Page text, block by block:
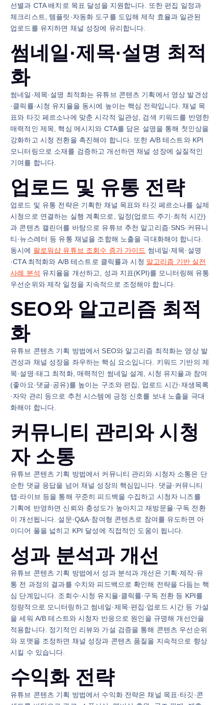
선별과 CTA 배치로 목표 달성을 지원합니다. 또한 편집 일정과
체크리스트, 템플릿·자동화 도구를 도입해 제작 효율과 일관된
업로드를 유지하면 채널 성장에 유리합니다.
썸네일·제목·설명 최적
화
썸네일·제목·설명 최적화는 유튜브 콘텐츠 기획에서 영상 발견성
·클릭률·시청 유지율을 동시에 높이는 핵심 전략입니다. 채널 목
표와 타깃 페르소나에 맞춘 시각적 일관성, 검색 키워드를 반영한
매력적인 제목, 핵심 메시지와 CTA를 담은 설명을 통해 첫인상을
강화하고 시청 전환을 촉진해야 합니다. 또한 A/B 테스트와 KPI
모니터링으로 소재를 검증하고 개선하면 채널 성장에 실질적인
기여를 합니다.
업로드 및 유통 전략
업로드 및 유통 전략은 기획한 채널 목표와 타깃 페르소나를 실제
시청으로 연결하는 실행 계획으로, 일정(업로드 주기·최적 시간)
과 콘텐츠 캘린더를 바탕으로 유튜브 추천 알고리즘·SNS·커뮤니
티·뉴스레터 등 유통 채널을 조합해 노출을 극대화해야 합니다.
동시에 팔로워샵 유튜브 조회수 증가 가이드 썸네일·제목·설명
·CTA 최적화와 A/B 테스트로 클릭률과 시청 알고리즘 기반 실전
사례 분석 유지율을 개선하고, 성과 지표(KPI)를 모니터링해 유통
우선순위와 제작 일정을 지속적으로 조정해야 합니다.
SEO와 알고리즘 최적
화
유튜브 콘텐츠 기획 방법에서 SEO와 알고리즘 최적화는 영상 발
견성과 채널 성장을 좌우하는 핵심 요소입니다. 키워드 기반의 제
목·설명·태그 최적화, 매력적인 썸네일 설계, 시청 유지율과 참여
(좋아요·댓글·공유)를 높이는 구조와 편집, 업로드 시간·재생목록
·자막 관리 등으로 추천 시스템에 긍정 신호를 보내 노출을 극대
화해야 합니다.
커뮤니티 관리와 시청
자 소통
유튜브 콘텐츠 기획 방법에서 커뮤니티 관리와 시청자 소통은 단
순한 댓글 응답을 넘어 채널 성장의 핵심입니다. 댓글·커뮤니티
탭·라이브 등을 통해 꾸준히 피드백을 수집하고 시청자 니즈를
기획에 반영하면 신뢰와 충성도가 높아지고 재방문율·구독 전환
이 개선됩니다. 설문·Q&A·참여형 콘텐츠로 참여를 유도하면 아
이디어 풀을 넓히고 KPI 달성에 직접적인 도움이 됩니다.
성과 분석과 개선
유튜브 콘텐츠 기획 방법에서 성과 분석과 개선은 기획·제작·유
통 전 과정의 결과를 수치와 피드백으로 확인해 전략을 다듬는 핵
심 단계입니다. 조회수·시청 유지율·클릭률·구독 전환 등 KPI를
정량적으로 모니터링하고 썸네일·제목·편집·업로드 시간 등 가설
을 세워 A/B 테스트와 시청자 반응으로 원인을 규명해 개선안을
적용합니다. 정기적인 리뷰와 가설 검증을 통해 콘텐츠 우선순위
와 포맷을 조정하면 채널 성장과 콘텐츠 품질을 지속적으로 향상
시킬 수 있습니다.
수익화 전략
유튜브 콘텐츠 기획 방법에서 수익화 전략은 채널 목표·타깃·콘